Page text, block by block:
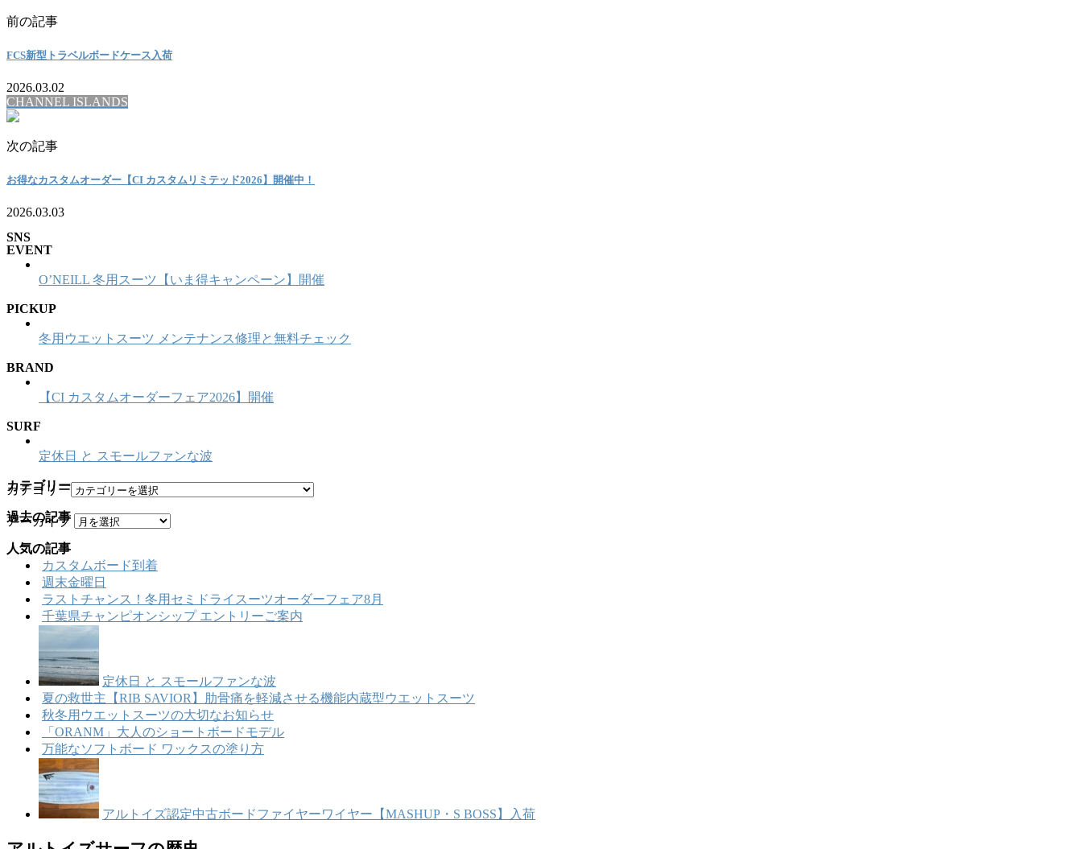
前の記事
FCS新型トラベルボードケース入荷
2026.03.02
CHANNEL ISLANDS
次の記事
お得なカスタムオーダー【CI カスタムリミテッド2026】開催中！
2026.03.03
SNS
EVENT
O’NEILL 冬用スーツ【いま得キャンペーン】開催
PICKUP
冬用ウエットスーツ メンテナンス修理と無料チェック
BRAND
【CI カスタムオーダーフェア2026】開催
SURF
定休日 と スモールファンな波
カテゴリー
カテゴリー
過去の記事
アーカイブ
人気の記事
カスタムボード到着
週末金曜日
ラストチャンス！冬用セミドライスーツオーダーフェア8月
千葉県チャンピオンシップ エントリーご案内
定休日 と スモールファンな波
夏の救世主【RIB SAVIOR】肋骨痛を軽減させる機能内蔵型ウエットスーツ
秋冬用ウエットスーツの大切なお知らせ
「ORANM」大人のショートボードモデル
万能なソフトボード ワックスの塗り方
アルトイズ認定中古ボードファイヤーワイヤー【MASHUP・S BOSS】入荷